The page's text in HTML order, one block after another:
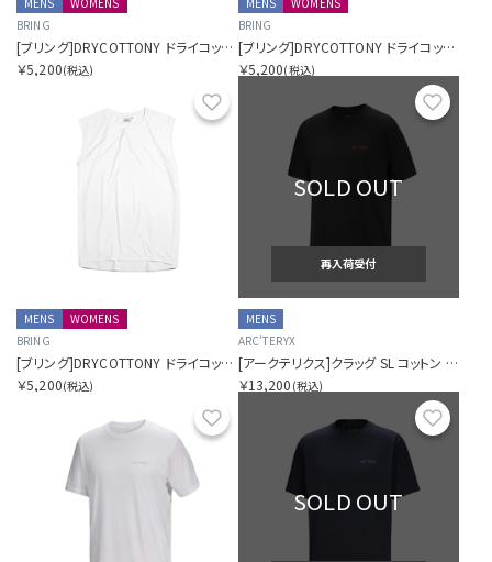
BRING
[ブリング]DRYCOTTONY ドライコットニー スリーブレスTシャツ
￥5,200(税込)
BRING
[ブリング]DRYCOTTONY ドライコットニー スリーブレスTシャツ
￥5,200(税込)
お気に入り
MENS
WOMENS
BRING
[ブリング]DRYCOTTONY ドライコットニー スリーブレスTシャツ
￥5,200(税込)
SOLD OUT
再入荷受付
MENS
ARC'TERYX
[アークテリクス]クラッグ SL コットン ブラード バード ショートスリーブ メンズ
￥13,200 (税込)
お気に入り
SOLD OUT